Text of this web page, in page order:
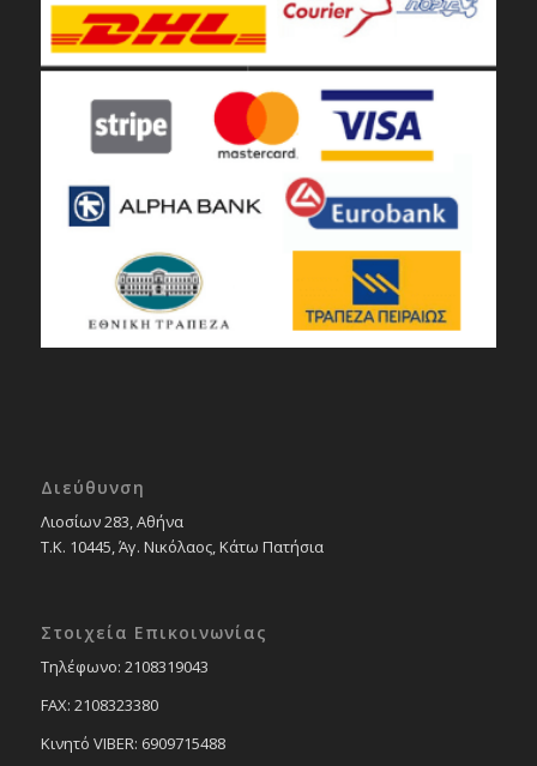
Διεύθυνση
Λιοσίων 283, Αθήνα
Τ.Κ. 10445, Άγ. Νικόλαος, Κάτω Πατήσια
Στοιχεία Επικοινωνίας
Tηλέφωνο: 2108319043
FAX: 2108323380
Κινητό VIBER: 6909715488